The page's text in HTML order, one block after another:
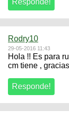
Rodry10
29-05-2016 11:43
Hola !! Es para
cm tiene ,